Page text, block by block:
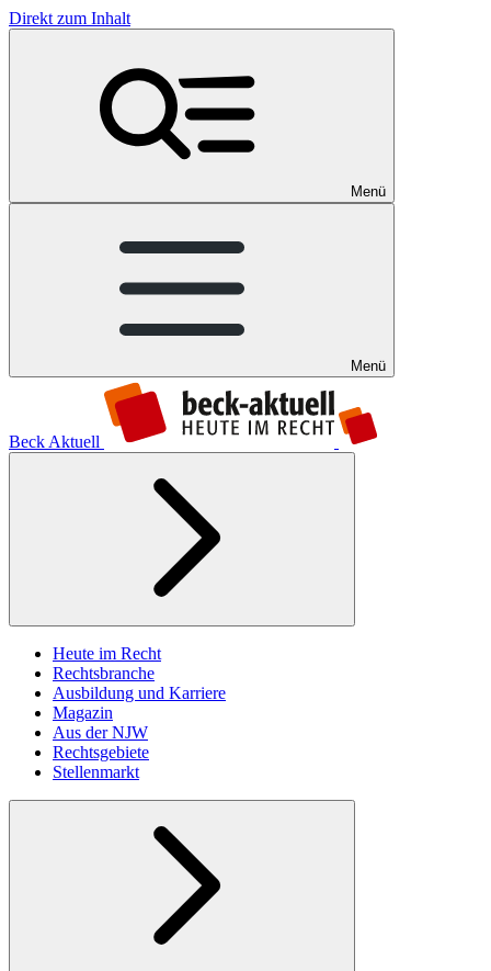
Direkt zum Inhalt
Menü
Menü
Beck Aktuell
Heute im Recht
Rechtsbranche
Ausbildung und Karriere
Magazin
Aus der NJW
Rechtsgebiete
Stellenmarkt